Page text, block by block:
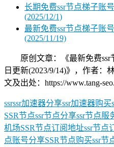
长期免费ssr节点梯子账
(2025/12/1)
最新免费ssr节点梯子账
(2025/11/19)
原创文章：《最新免费
日更新(2023/9/14)》，作者：
文及出处：https://www.tang-
ssrssr加速器分享ssr加速器购买
SSR节点ssr节点分享ssr节点服
机场SSR节点订阅地址ssr节点
点账号分享SSR节点购买ssr节